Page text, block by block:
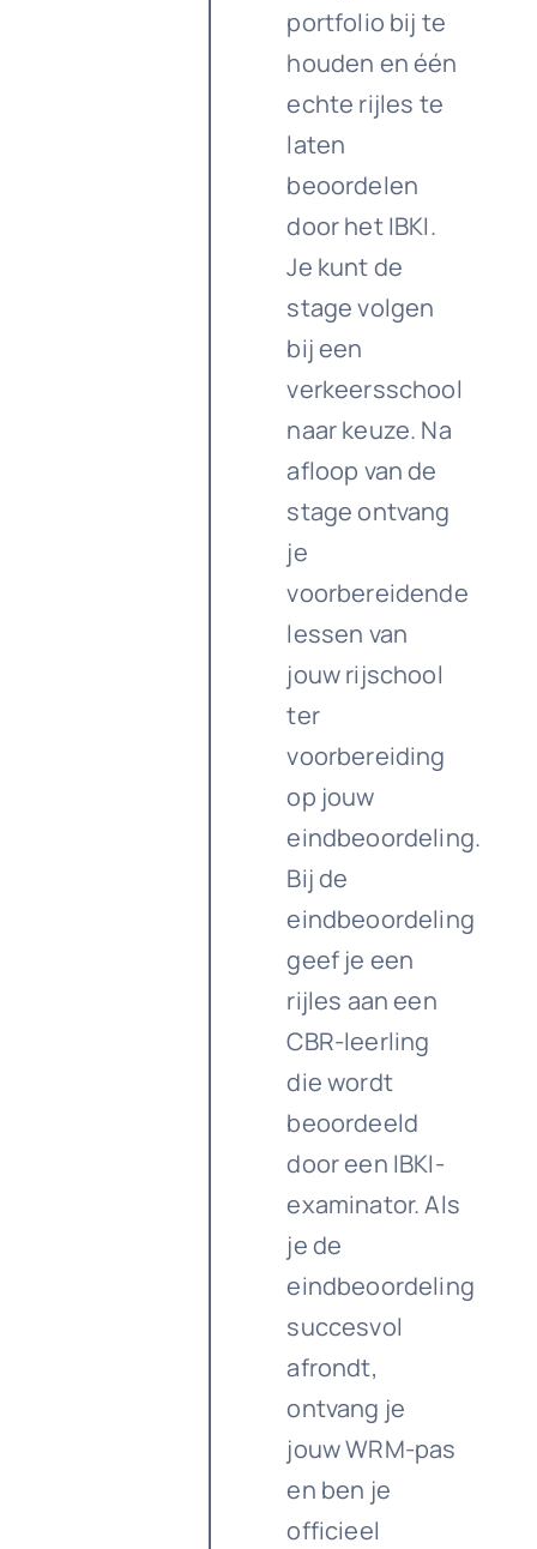
portfolio bij te
houden en één
echte rijles te
laten
beoordelen
door het IBKI.
Je kunt de
stage volgen
bij een
verkeersschool
naar keuze. Na
afloop van de
stage ontvang
je
voorbereidende
lessen van
jouw rijschool
ter
voorbereiding
op jouw
eindbeoordeling.
Bij de
eindbeoordeling
geef je een
rijles aan een
CBR-leerling
die wordt
beoordeeld
door een IBKI-
examinator. Als
je de
eindbeoordeling
succesvol
afrondt,
ontvang je
jouw WRM-pas
en ben je
officieel